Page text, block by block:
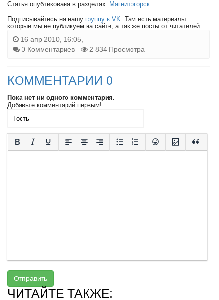
Статья опубликована в разделах: Магнитогорск
Подписывайтесь на нашу группу в VK. Там есть материалы
которые мы не публикуем на сайте, а так же посты от читателей.
16 апр 2010, 16:05,
0 Комментариев
2 834 Просмотра
КОММЕНТАРИИ 0
Пока нет ни одного комментария.
Добавьте комментарий первым!
Отправить
ЧИТАЙТЕ ТАКЖЕ: